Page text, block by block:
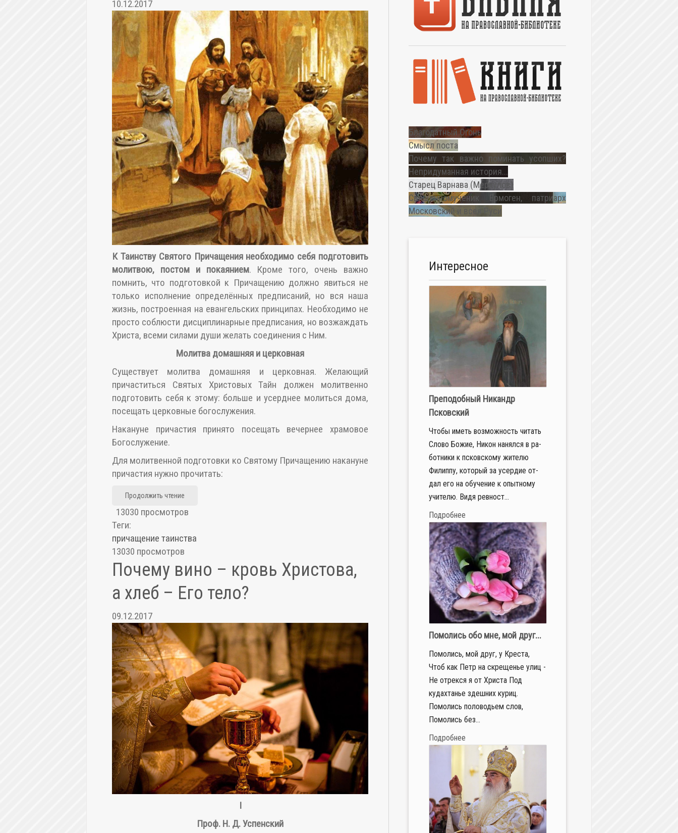
10.12.2017
К Таинству Святого Причащения необходимо себя подготовить
молитвою, постом и покаянием. Кроме того, очень важно
помнить, что подготовкой к Причащению должно явиться не
только исполнение определённых предписаний, но вся наша
жизнь, построенная на евангельских принципах. Необходимо не
просто соблюсти дисциплинарные предписания, но возжаждать
Христа, всеми силами души желать соединения с Ним.
Молитва домашняя и церковная
Существует молитва домашняя и церковная. Желающий
причаститься Святых Христовых Тайн должен молитвенно
подготовить себя к этому: больше и усерднее молиться дома,
посещать церковные богослужения.
Накануне причастия принято посещать вечернее храмовое
Богослужение.
Для молитвенной подготовки ко Святому Причащению накануне
причастия нужно прочитать:
Продолжить чтение
13030 просмотров
Теги:
причащение таинства
13030 просмотров
Почему вино – кровь Христова,
а хлеб – Его тело?
09.12.2017
I
Проф. Н. Д. Успенский
Благодатный Огонь
Смысл поста
Почему так важно поминать усопших?
Непридуманная история...
Старец Варнава (Меркулов)
Священномученик Ермоген, патриарх
Московский и всея Руси
Интересное
Преподобный Никандр
Псковский
Чтобы иметь воз­мож­ность чи­тать
Сло­во Бо­жие, Ни­кон на­нял­ся в ра­
бот­ни­ки к псков­ско­му жи­те­лю
Филип­пу, ко­то­рый за усер­дие от­
дал его на обу­че­ние к опыт­но­му
учи­те­лю. Ви­дя рев­ност...
Подробнее
Помолись обо мне, мой друг...
Помолись, мой друг, у Креста,
Чтоб как Петр на скрещенье улиц -
Не отрекся я от Христа Под
кудахтанье здешних куриц.
Помолись половодьем слов,
Помолись без...
Подробнее